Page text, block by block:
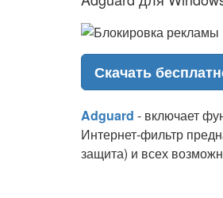
Скачать
Adguard - включает
Интернет-фильтр
защита) и всех